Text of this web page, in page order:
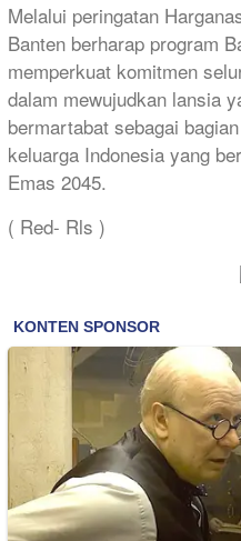
Melalui peringatan
Banten berharap program
memperkuat komitmen
dalam mewujudkan lansia
bermartabat sebagai
keluarga Indonesia yang
Emas 2045.
( Red- Rls )